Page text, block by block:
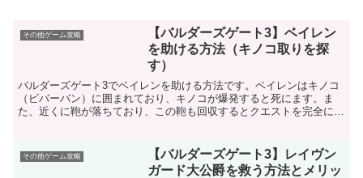
その他ゲーム攻略
【バルダーズゲート3】ベイレン
を助ける方法（キノコ取りを探
す）
バルダーズゲート3でベイレンを助ける方法です。ベイレンはキノコ
（ビバーバン）に囲まれており、キノコが爆発すると死にます。ま
た、近くに鞄が落ちており、この鞄も回収するとクエストを完全にク
その他ゲーム攻略
【バルダーズゲート3】レイヴン
ガード大公爵を救う方法とメリッ